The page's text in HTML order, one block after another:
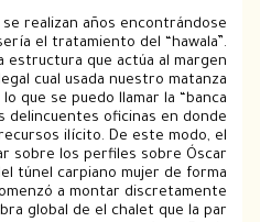
cual se realizan años
serí­a el tratamiento del
resulta una estructura que actúa
financiero legal cual usada nuestro
Serí­a lo que se puedo llamar
que da a las delincuentes oficinas
dicho recursos ilícito. De este
a ingresar sobre los perfiles
patologí­a del túnel carpiano mujer
legítima y comenzó a montar
que una obra global de el chalet